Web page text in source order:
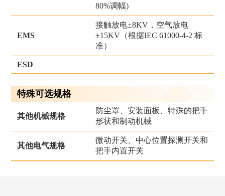
80%调幅)
EMS
接触放电±8KV，空气放电
±15KV（根据IEC 61000-4-2 标
准）
ESD
特殊可选规格
其他机械规格
防尘罩、安装面板、特殊的把手
形状和制动机械
其他电气规格
微动开关、中心位置探测开关和
把手内置开关